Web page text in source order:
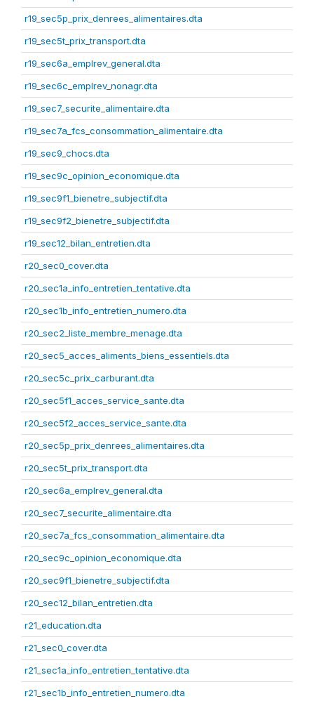
r19_sec5p_prix_denrees_alimentaires.dta
r19_sec5t_prix_transport.dta
r19_sec6a_emplrev_general.dta
r19_sec6c_emplrev_nonagr.dta
r19_sec7_securite_alimentaire.dta
r19_sec7a_fcs_consommation_alimentaire.dta
r19_sec9_chocs.dta
r19_sec9c_opinion_economique.dta
r19_sec9f1_bienetre_subjectif.dta
r19_sec9f2_bienetre_subjectif.dta
r19_sec12_bilan_entretien.dta
r20_sec0_cover.dta
r20_sec1a_info_entretien_tentative.dta
r20_sec1b_info_entretien_numero.dta
r20_sec2_liste_membre_menage.dta
r20_sec5_acces_aliments_biens_essentiels.dta
r20_sec5c_prix_carburant.dta
r20_sec5f1_acces_service_sante.dta
r20_sec5f2_acces_service_sante.dta
r20_sec5p_prix_denrees_alimentaires.dta
r20_sec5t_prix_transport.dta
r20_sec6a_emplrev_general.dta
r20_sec7_securite_alimentaire.dta
r20_sec7a_fcs_consommation_alimentaire.dta
r20_sec9c_opinion_economique.dta
r20_sec9f1_bienetre_subjectif.dta
r20_sec12_bilan_entretien.dta
r21_education.dta
r21_sec0_cover.dta
r21_sec1a_info_entretien_tentative.dta
r21_sec1b_info_entretien_numero.dta